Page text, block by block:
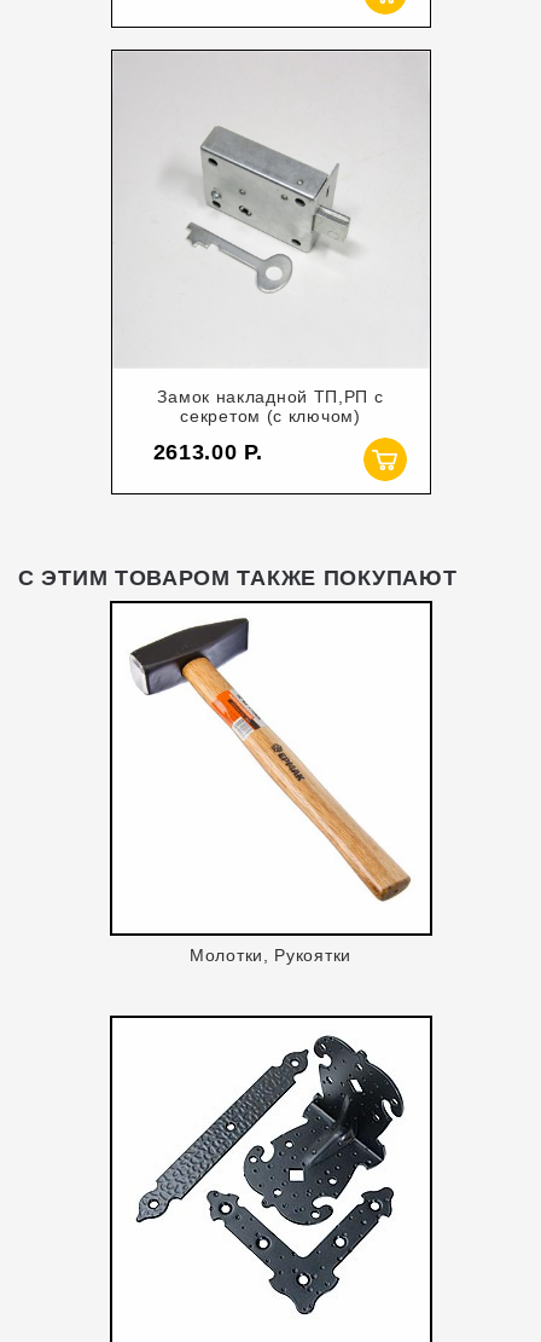
Замок накладной ТП,РП с
секретом (с ключом)
2613.00
С ЭТИМ ТОВАРОМ ТАКЖЕ ПОКУПАЮТ
Молотки, Рукоятки